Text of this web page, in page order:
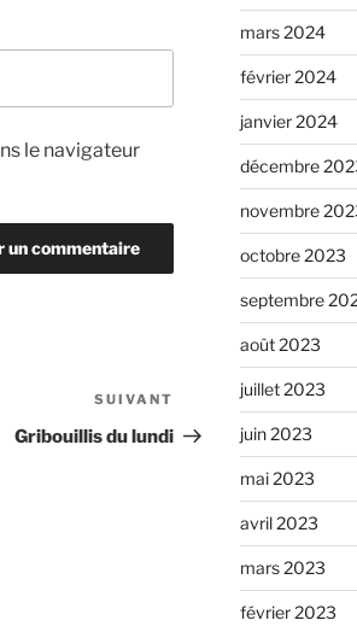
le navigateur
suivant
SUIVANT
Gribouillis du lundi
mars 2024
février 2024
janvier 2024
décembre
novembre
octobre 2023
septembre
août 2023
juillet 2023
juin 2023
mai 2023
avril 2023
mars 2023
février 2023